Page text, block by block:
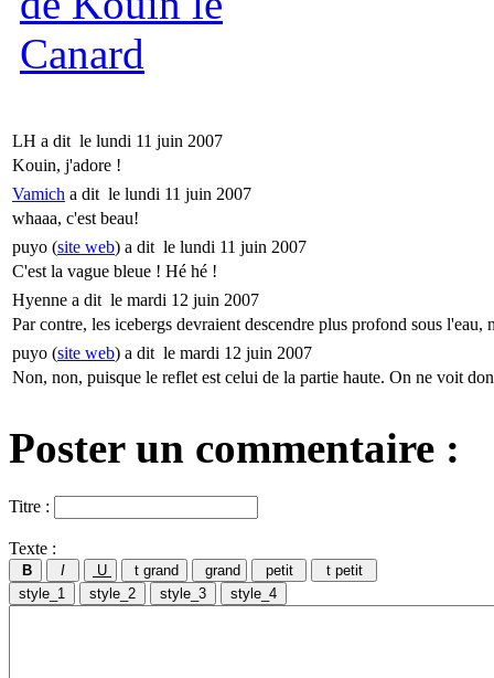
LH a dit le lundi 11 juin 2007
Kouin, j'adore !
Vamich a dit le lundi 11 juin 2007
whaaa, c'est beau!
puyo (site web) a dit le lundi 11 juin 2007
C'est la vague bleue ! Hé hé !
Hyenne a dit le mardi 12 juin 2007
Par contre, les icebergs devraient descendre plus profond sous l'eau,
puyo (site web) a dit le mardi 12 juin 2007
Non, non, puisque le reflet est celui de la partie haute. On ne voit
Poster un commentaire :
Titre :
Texte :